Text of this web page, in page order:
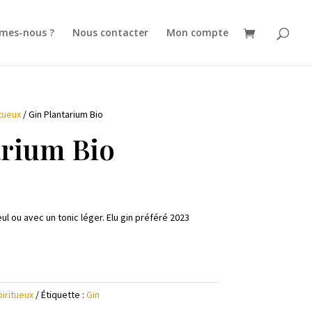
nous ? Nous contacter Mon compte
/ Gin Plantarium Bio
Bio
ou avec un tonic léger. Elu gin préféré 2023
Étiquette : Gin